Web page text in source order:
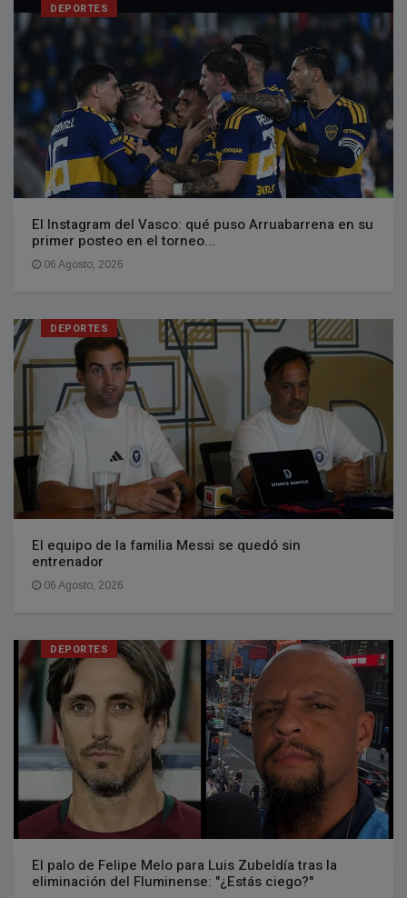
DEPORTES
El Instagram del Vasco: qué puso Arruabarrena en su
primer posteo en el torneo...
06 Agosto, 2026
DEPORTES
El equipo de la familia Messi se quedó sin
entrenador
06 Agosto, 2026
DEPORTES
El palo de Felipe Melo para Luis Zubeldía tras la
eliminación del Fluminense: "¿Estás ciego?"